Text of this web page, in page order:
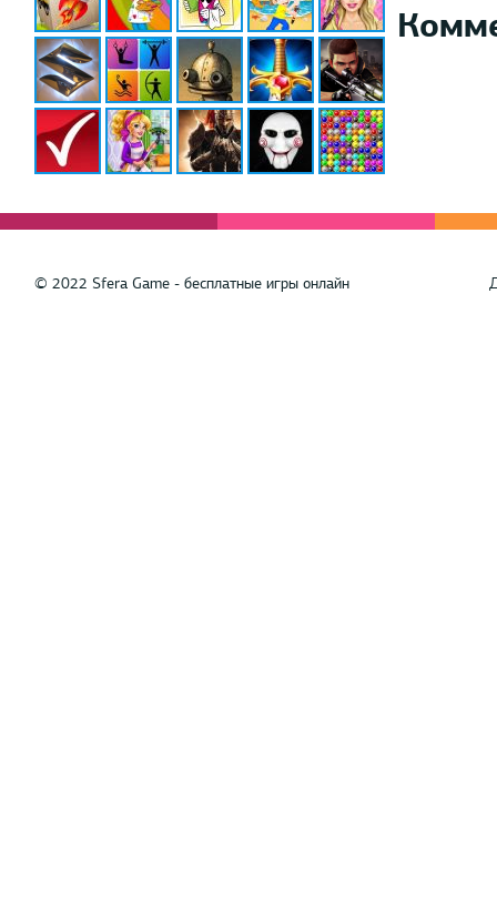
© 2022 Sfera Game - бесплатные игры онлайн